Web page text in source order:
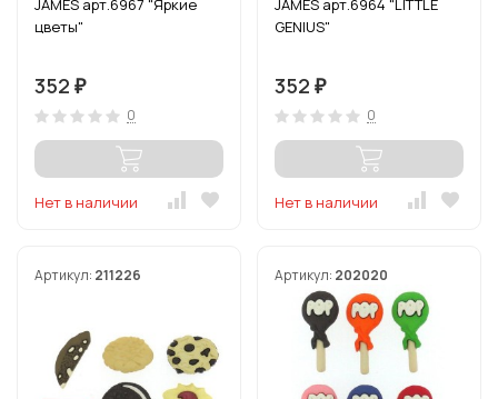
JAMES арт.6967 "Яркие
цветы"
352 ₽
0
Нет в наличии
JAMES арт.6964 "LITTLE
GENIUS"
352 ₽
0
Нет в наличии
Артикул: 211226 Артикул: 202020